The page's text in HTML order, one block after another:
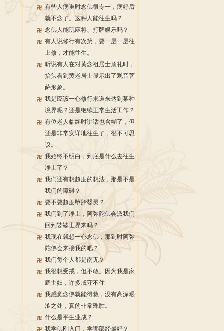
有些人病重时念佛很专一，病好后
就不念了。这种人能往生吗？
念佛人能玩麻将、打牌娱乐吗？
有人说修行有次第，要一层一层往
上修，才能往生。
听说有人在对黄念祖居士顶礼时，
抬头看到黄老居士显示出了观音菩
萨形象。
我是应该一心修行求道来达到某种
境界呢？还是继续正常生活工作？
有位老人临终时讲话也含糊了，但
还是非常安详地往生了，很不可思
议。
我始终不明白，到底是什么去往生
净土了？
我们还有想超度的想法，那是不是
我们的障碍？
要不要超度堕胎婴灵？
我们到了净土，阿弥陀佛会派我们
回到娑婆世界来吗？
我现在就想一心念佛，那到时阿弥
陀佛会来接我的吧？
我们每个人都是南无？
我很想受戒，但不敢。因为我是家
庭主妇，许多戒守不住
我感觉念佛就能得救，没有高深艰
涩之处，真的非常殊胜。
什么是平生业成？
我学佛刚入门，学哪部经最好？